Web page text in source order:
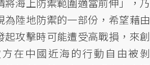
將海上防禦範圍適當前伸」，乃
為陸地防禦的一部份，希望藉由
起攻擊時可能遭受高戰損，來創
在中國近海的行動自由被剝